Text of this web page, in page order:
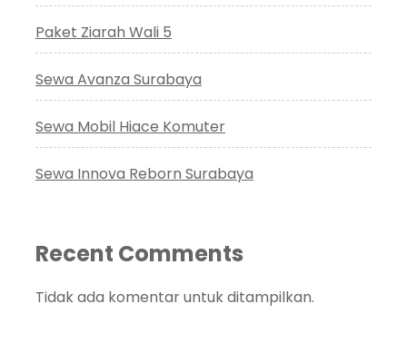
Paket Ziarah Wali 5
Sewa Avanza Surabaya
Sewa Mobil Hiace Komuter
Sewa Innova Reborn Surabaya
Recent Comments
Tidak ada komentar untuk ditampilkan.